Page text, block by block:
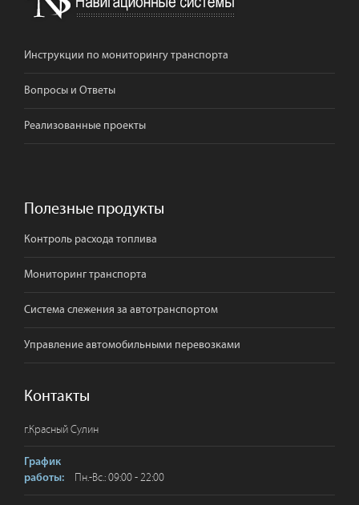
Инструкции по мониторингу транспорта
Вопросы и Ответы
Реализованные проекты
Полезные продукты
Контроль расхода топлива
Мониторинг транспорта
Система слежения за автотранспортом
Управление автомобильными перевозками
Контакты
г.Красный Сулин
График
работы:
Пн.-Вс.: 09:00 - 22:00